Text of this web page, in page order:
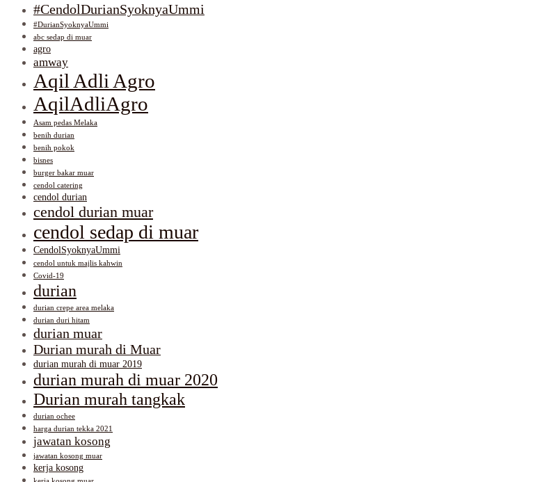
#CendolDurianSyoknyaUmmi
#DurianSyoknyaUmmi
abc sedap di muar
agro
amway
Aqil Adli Agro
AqilAdliAgro
Asam pedas Melaka
benih durian
benih pokok
bisnes
burger bakar muar
cendol catering
cendol durian
cendol durian muar
cendol sedap di muar
CendolSyoknyaUmmi
cendol untuk majlis kahwin
Covid-19
durian
durian crepe area melaka
durian duri hitam
durian muar
Durian murah di Muar
durian murah di muar 2019
durian murah di muar 2020
Durian murah tangkak
durian ochee
harga durian tekka 2021
jawatan kosong
jawatan kosong muar
kerja kosong